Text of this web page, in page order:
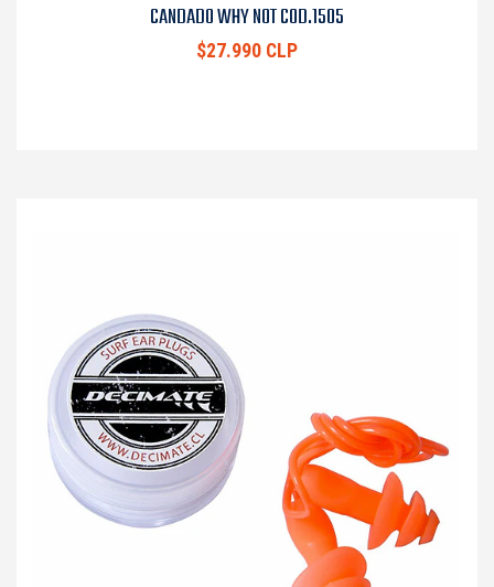
CANDADO WHY NOT COD.1505
$27.990 CLP